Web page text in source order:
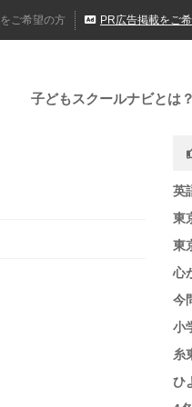
をご希望の方 PR広告掲載をご
子どもスクールナビとは？
英
東
東
心
今
小
糸
ひ